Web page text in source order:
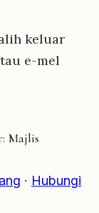
keluar
e-mel
Majlis
· Hubungi